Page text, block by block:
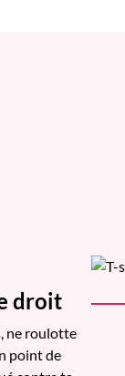
droit
ne roulotte
point de